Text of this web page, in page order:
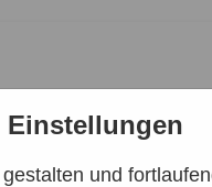
Einstellungen
und